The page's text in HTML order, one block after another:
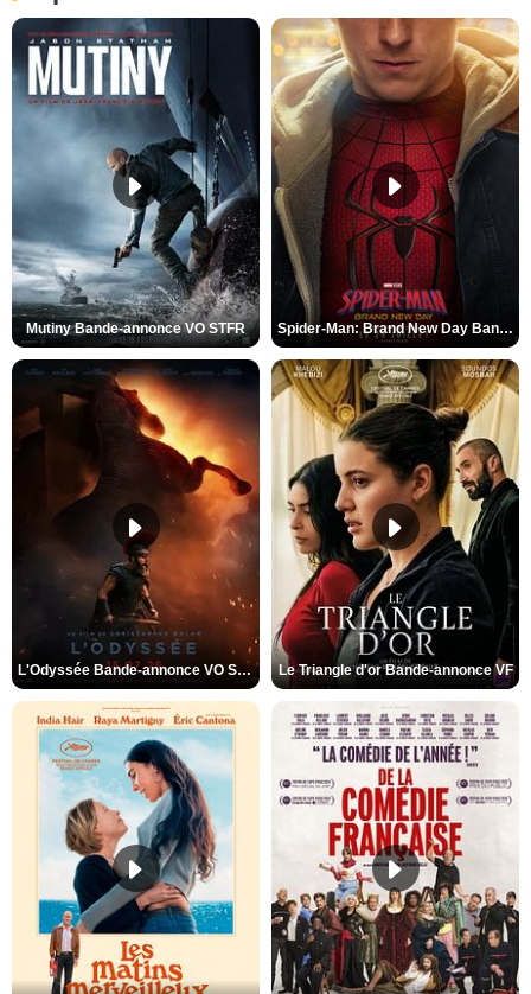
Mutiny Bande-annonce VO STFR Spider-Man: Brand New Day Bande-annonce VO STFR
L'Odyssée Bande-annonce VO STFR Le Triangle d'or Bande-annonce VF